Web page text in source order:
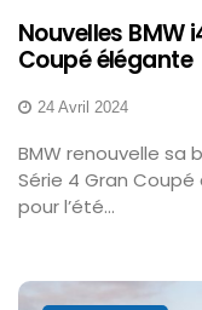
Nouvelles BMW
Coupé élégante
24 Avril 2024
BMW renouvelle sa
Série 4 Gran
pour l’été...